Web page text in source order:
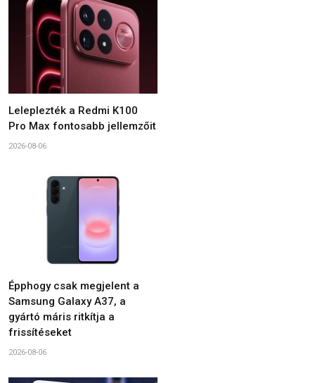
Leleplezték a Redmi K100
Pro Max fontosabb jellemzőit
2026-08-06
Épphogy csak megjelent a
Samsung Galaxy A37, a
gyártó máris ritkítja a
frissítéseket
2026-08-06